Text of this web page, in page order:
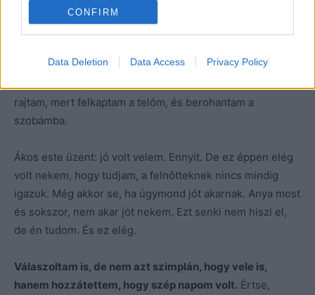
CONFIRM
Data Deletion Data Access Privacy Policy
végigmért. Jaj, kicsim, mindketten tudjuk, hogy igazam
van, ne erőltesd. Ezek voltak az utolsó szavai, és felkapta
szélén, és addig bőgtem, míg be nem sötétedett. Akkor
rajtam, mert felkaptam a telóm, és berohantam a
szobámba.
Ákos este üzent: jó volt velem. Ennyit. De ez éppen elég
volt nekem, hogy tudjam, a felnőtteknek nincs mindig
igazuk. Még akkor se, ha úgymond jót akarnak. Anya most
és sokszor, nem akar jót nekem. Ezt senki nem hiszi el,
de én tudom. És ez elég.
Válaszoltam is, de nem azt szimplán, hogy vele is,
hanem hozzátettem, hogy szép napom volt. Értse,